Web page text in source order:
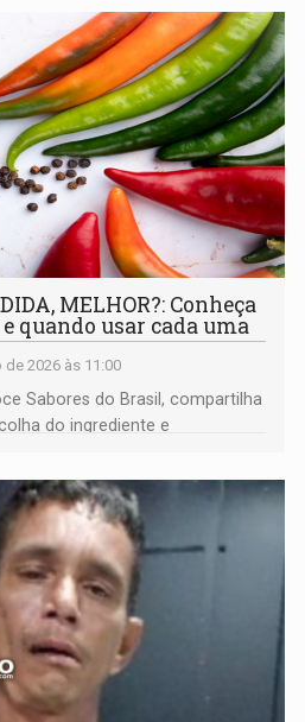
MELHOR?: Conheça
quando usar cada uma
2026 às 11:00
Sabores do Brasil, compartilha
do ingrediente e